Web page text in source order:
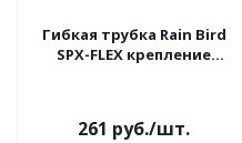
Гибкая трубка Rain Bird
SPX-FLEX крепление
261 руб./шт.